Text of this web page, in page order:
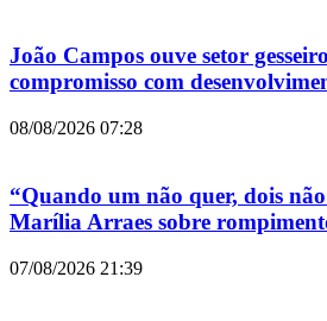
João Campos ouve setor
compromisso com
08/08/2026 07:28
“Quando um não quer, dois
Marília Arraes sobre
07/08/2026 21:39